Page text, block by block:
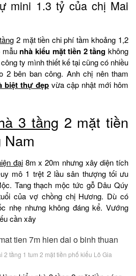
mini 1.3 tỷ của chị Mai
2 mặt tiền chi phí tầm khoảng 1,2
mẫu nhà kiểu mặt tiền 2 tầng không
ty mình thiết kế tại cũng có nhiều
2 bên ban công. Anh chị nên tham
biệt thự đẹp vừa cập nhật mới hôm
3 tầng 2 mặt tiền
đại 8m x 20m nhưng xây diện tích
mô 1 trệt 2 lầu sân thượng tối ưu
Tang thạch mộc tức gỗ Dâu Qúy
của vợ chồng chị Hương. Dù có
nhẹ nhưng không đáng kể. Vướng
cần xây
2 tầng 1 tum 2 mặt tiền phố kiểu Lô Gia